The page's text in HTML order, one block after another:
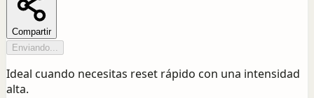
Compartir
Enviando...
Ideal cuando necesitas reset rápido con una intensidad
alta.